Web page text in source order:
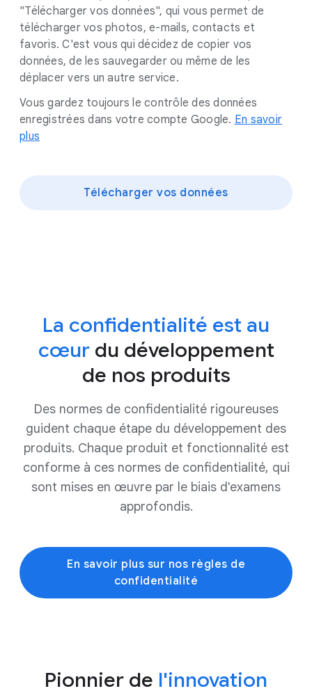
"Télécharger vos données", qui vous permet de
télécharger vos photos, e-mails, contacts et
favoris. C'est vous qui décidez de copier vos
données, de les sauvegarder ou même de les
déplacer vers un autre service.
Vous gardez toujours le contrôle des données
enregistrées dans votre compte Google. En savoir
plus
Télécharger vos données
La confidentialité est au
cœurdu développement
de nos produits
Des normes de confidentialité rigoureuses
guident chaque étape du développement des
produits. Chaque produit et fonctionnalité est
conforme à ces normes de confidentialité, qui
sont mises en œuvre par le biais d'examens
approfondis.
En savoir plus sur nos règles de
confidentialité
Pionnier de l'innovation